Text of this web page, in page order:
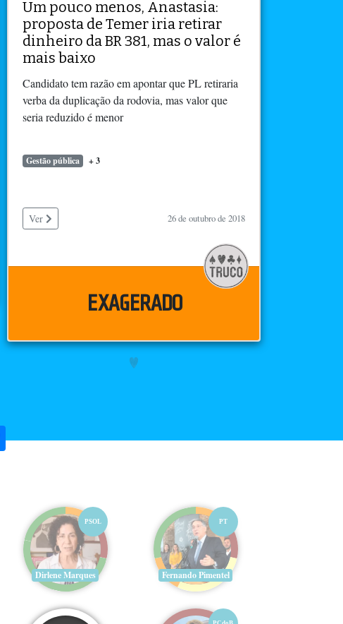
Um pouco menos, Anastasia:
proposta de Temer iria retirar
dinheiro da BR 381, mas o valor é
mais baixo
Candidato tem razão em apontar que PL retiraria
verba da duplicação da rodovia, mas valor que
seria reduzido é menor
Gestão pública + 3
Ver 26 de outubro de 2018
EXAGERADO
PSOL
Dirlene Marques
PT
Fernando Pimentel